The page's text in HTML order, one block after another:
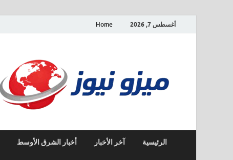
أغسطس 7, 2026 Home
الرئيسية آخر الأخبار أخبار الشرق الأوسط